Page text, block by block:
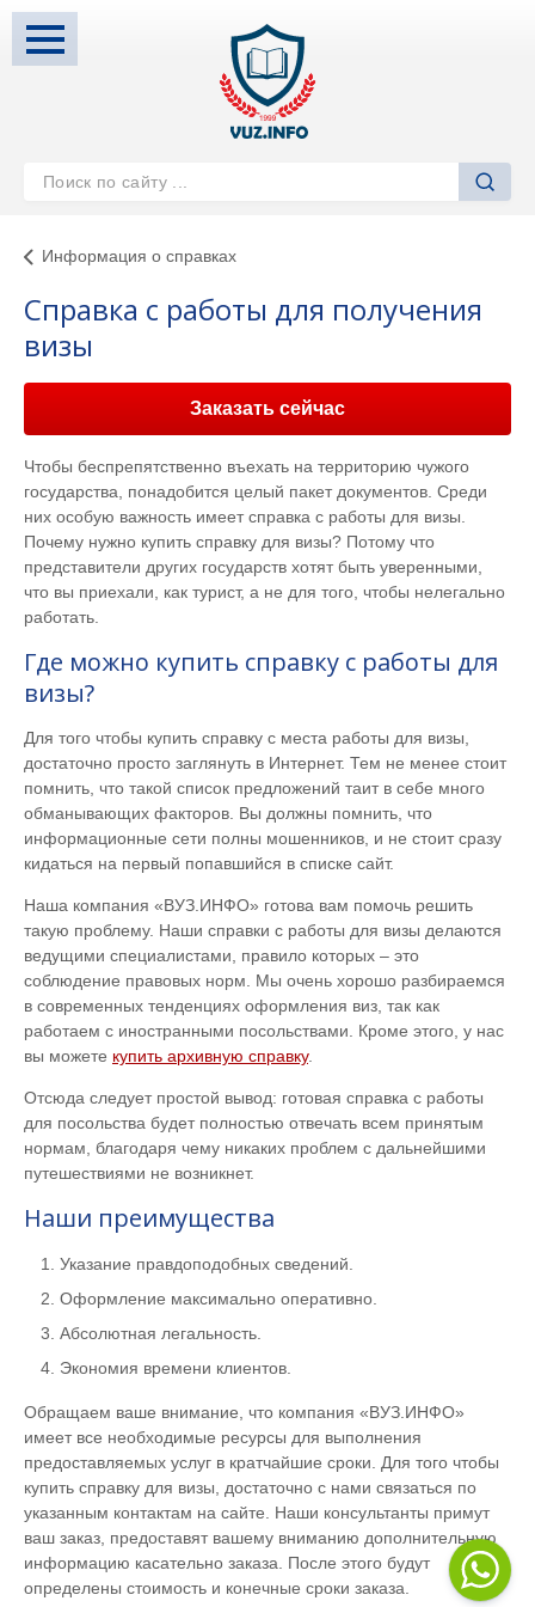
Информация о справках
Справка с работы для получения
визы
Заказать сейчас
Чтобы беспрепятственно въехать на территорию чужого
государства, понадобится целый пакет документов. Среди
них особую важность имеет справка с работы для визы.
Почему нужно купить справку для визы? Потому что
представители других государств хотят быть уверенными,
что вы приехали, как турист, а не для того, чтобы нелегально
работать.
Где можно купить справку с работы для
визы?
Для того чтобы купить справку с места работы для визы,
достаточно просто заглянуть в Интернет. Тем не менее стоит
помнить, что такой список предложений таит в себе много
обманывающих факторов. Вы должны помнить, что
информационные сети полны мошенников, и не стоит сразу
кидаться на первый попавшийся в списке сайт.
Наша компания «ВУЗ.ИНФО» готова вам помочь решить
такую проблему. Наши справки с работы для визы делаются
ведущими специалистами, правило которых – это
соблюдение правовых норм. Мы очень хорошо разбираемся
в современных тенденциях оформления виз, так как
работаем с иностранными посольствами. Кроме этого, у нас
вы можете купить архивную справку.
Отсюда следует простой вывод: готовая справка с работы
для посольства будет полностью отвечать всем принятым
нормам, благодаря чему никаких проблем с дальнейшими
путешествиями не возникнет.
Наши преимущества
Указание правдоподобных сведений.
Оформление максимально оперативно.
Абсолютная легальность.
Экономия времени клиентов.
Обращаем ваше внимание, что компания «ВУЗ.ИНФО»
имеет все необходимые ресурсы для выполнения
предоставляемых услуг в кратчайшие сроки. Для того чтобы
купить справку для визы, достаточно с нами связаться по
указанным контактам на сайте. Наши консультанты примут
ваш заказ, предоставят вашему вниманию дополнительную
информацию касательно заказа. После этого будут
определены стоимость и конечные сроки заказа.